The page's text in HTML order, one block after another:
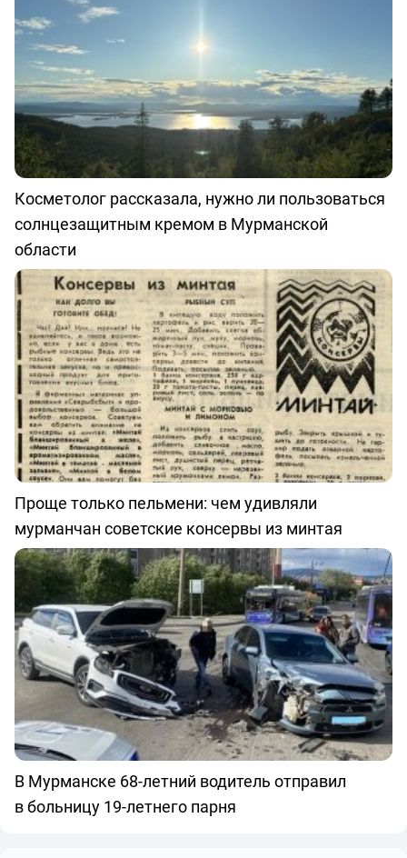
Косметолог рассказала, нужно ли пользоваться
солнцезащитным кремом в Мурманской
области
Проще только пельмени: чем удивляли
мурманчан советские консервы из минтая
В Мурманске 68-летний водитель отправил
в больницу 19-летнего парня